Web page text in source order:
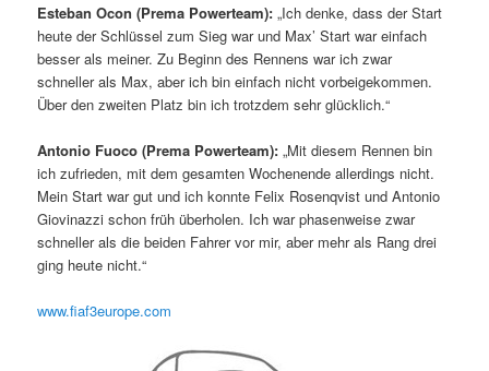
Esteban Ocon (Prema Powerteam): „Ich denke, dass der Start
heute der Schlüssel zum Sieg war und Max’ Start war einfach
besser als meiner. Zu Beginn des Rennens war ich zwar
schneller als Max, aber ich bin einfach nicht vorbeigekommen.
Über den zweiten Platz bin ich trotzdem sehr glücklich.“
Antonio Fuoco (Prema Powerteam): „Mit diesem Rennen bin
ich zufrieden, mit dem gesamten Wochenende allerdings nicht.
Mein Start war gut und ich konnte Felix Rosenqvist und Antonio
Giovinazzi schon früh überholen. Ich war phasenweise zwar
schneller als die beiden Fahrer vor mir, aber mehr als Rang drei
ging heute nicht.“
www.fiaf3europe.com